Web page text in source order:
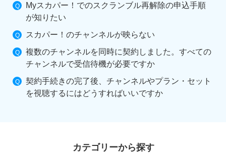
Myスカパー！でのスクランブル再解除の申込手順
が知りたい
スカパー！のチャンネルが映らない
複数のチャンネルを同時に契約しました。すべての
チャンネルで受信待機が必要ですか
契約手続きの完了後、チャンネルやプラン・セット
を視聴するにはどうすればいいですか
カテゴリーから探す